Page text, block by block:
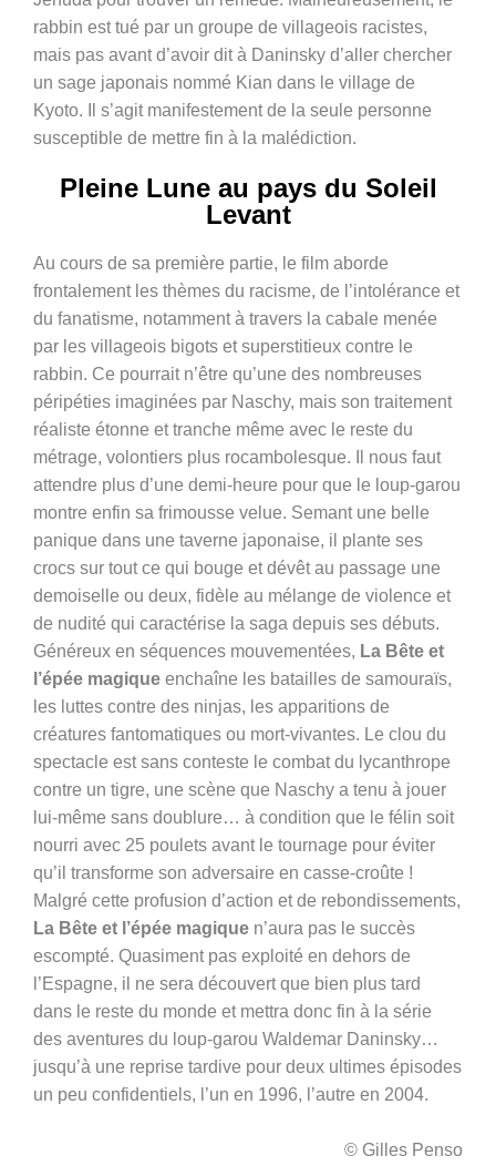
rabbin est tué par un groupe de villageois racistes,
mais pas avant d’avoir dit à Daninsky d’aller chercher
un sage japonais nommé Kian dans le village de
Kyoto. Il s’agit manifestement de la seule personne
susceptible de mettre fin à la malédiction.
Pleine Lune au pays du Soleil
Levant
Au cours de sa première partie, le film aborde
frontalement les thèmes du racisme, de l’intolérance et
du fanatisme, notamment à travers la cabale menée
par les villageois bigots et superstitieux contre le
rabbin. Ce pourrait n’être qu’une des nombreuses
péripéties imaginées par Naschy, mais son traitement
réaliste étonne et tranche même avec le reste du
métrage, volontiers plus rocambolesque. Il nous faut
attendre plus d’une demi-heure pour que le loup-garou
montre enfin sa frimousse velue. Semant une belle
panique dans une taverne japonaise, il plante ses
crocs sur tout ce qui bouge et dévêt au passage une
demoiselle ou deux, fidèle au mélange de violence et
de nudité qui caractérise la saga depuis ses débuts.
Généreux en séquences mouvementées, La Bête et
l’épée magique enchaîne les batailles de samouraïs,
les luttes contre des ninjas, les apparitions de
créatures fantomatiques ou mort-vivantes. Le clou du
spectacle est sans conteste le combat du lycanthrope
contre un tigre, une scène que Naschy a tenu à jouer
lui-même sans doublure… à condition que le félin soit
nourri avec 25 poulets avant le tournage pour éviter
qu’il transforme son adversaire en casse-croûte !
Malgré cette profusion d’action et de rebondissements,
La Bête et l’épée magique n’aura pas le succès
escompté. Quasiment pas exploité en dehors de
l’Espagne, il ne sera découvert que bien plus tard
dans le reste du monde et mettra donc fin à la série
des aventures du loup-garou Waldemar Daninsky…
jusqu’à une reprise tardive pour deux ultimes épisodes
un peu confidentiels, l’un en 1996, l’autre en 2004.
© Gilles Penso